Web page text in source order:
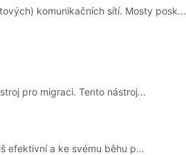
komunikačních sítí. Mosty posk...
pro migraci. Tento nástroj...
efektivní a ke svému běhu p...